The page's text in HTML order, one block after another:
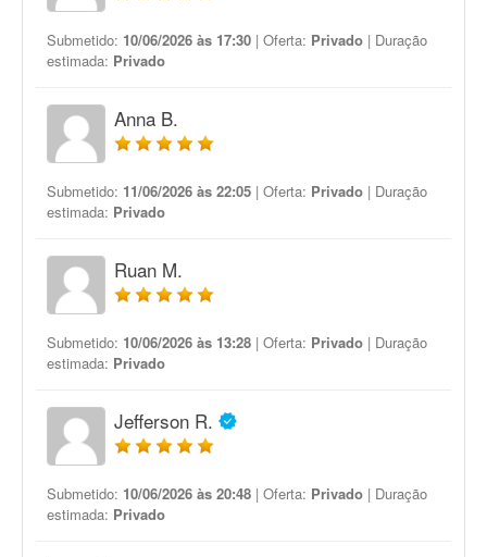
Submetido: 10/06/2026 às 17:30 | Oferta: Privado | Duração
estimada: Privado
Anna B.
Submetido: 11/06/2026 às 22:05 | Oferta: Privado | Duração
estimada: Privado
Ruan M.
Submetido: 10/06/2026 às 13:28 | Oferta: Privado | Duração
estimada: Privado
Jefferson R.
Submetido: 10/06/2026 às 20:48 | Oferta: Privado | Duração
estimada: Privado